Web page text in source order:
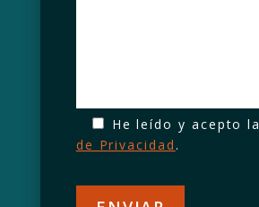
He leído y acepto la
de Privacidad .